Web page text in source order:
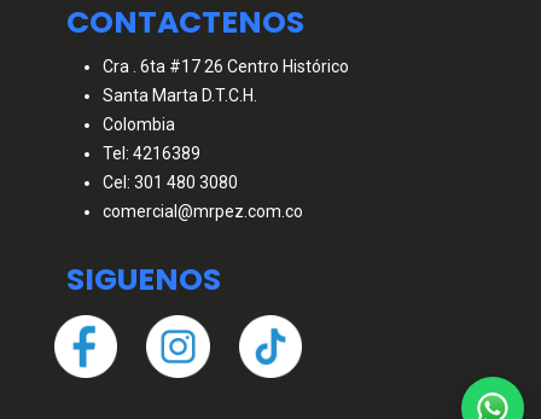
CONTACTENOS
Cra . 6ta #17 26 Centro Histórico
Santa Marta D.T.C.H.
Colombia
Tel: 4216389
Cel: 301 480 3080
comercial@mrpez.com.co
SIGUENOS